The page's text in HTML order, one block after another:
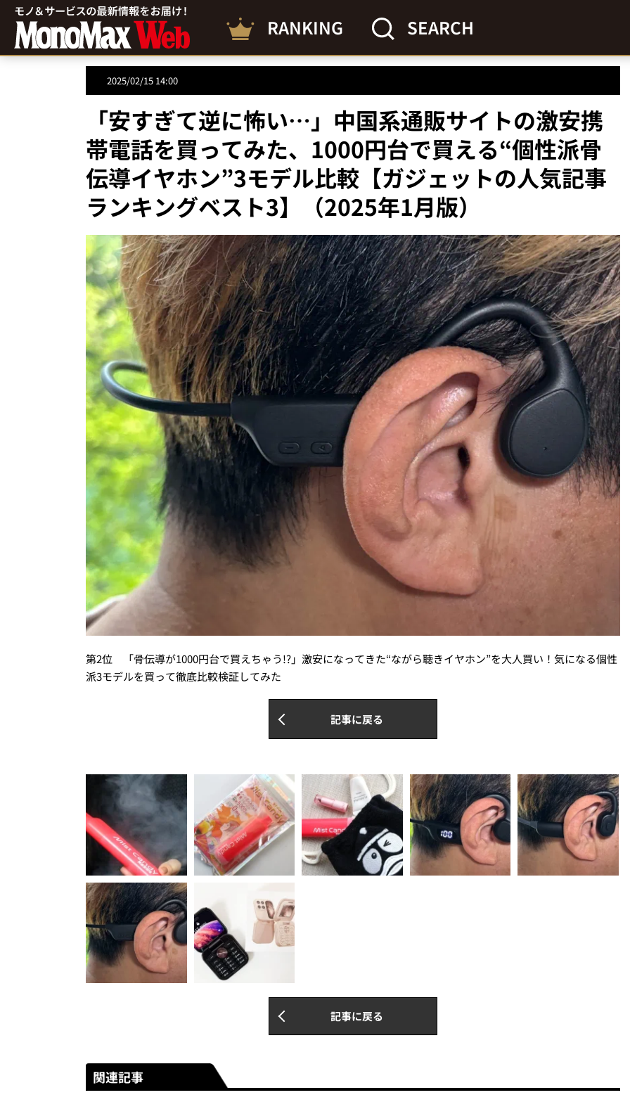
RANKING SEARCH
2025/02/15 14:00
「安すぎて逆に怖い…」中国系通販サイトの激安携
帯電話を買ってみた、1000円台で買える“個性派骨
伝導イヤホン”3モデル比較【ガジェットの人気記事
ランキングベスト3】（2025年1月版）
第2位 「骨伝導が1000円台で買えちゃう!?」激安になってきた“ながら聴きイヤホン”を大人買い！気になる個性
派3モデルを買って徹底比較検証してみた
記事に戻る
記事に戻る
関連記事